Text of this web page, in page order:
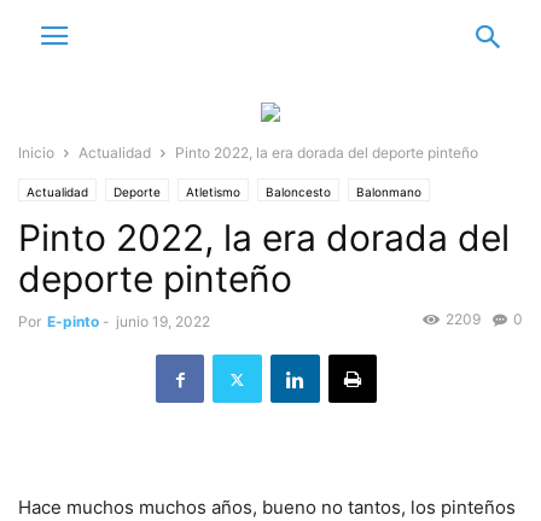
Inicio Actualidad Pinto 2022, la era dorada del deporte pinteño
Actualidad Deporte Atletismo Baloncesto Balonmano
Danzas Urbanas Destacado Fútbol sala Kárate
Voleibol
Pinto 2022, la era dorada del
deporte pinteño
Por E-pinto - junio 19, 2022 0
2209
Hace muchos muchos años, bueno no tantos, los pinteños